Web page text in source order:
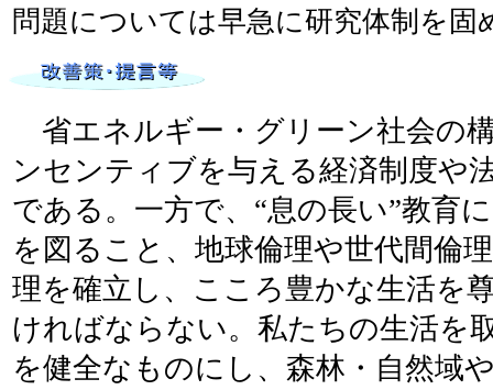
問題については早急に研究体制を固
省エネルギー・グリーン社会の
ンセンティブを与える経済制度や
である。一方で、“息の長い”教育
を図ること、地球倫理や世代間倫
理を確立し、こころ豊かな生活を
ければならない。私たちの生活を
を健全なものにし、森林・自然域